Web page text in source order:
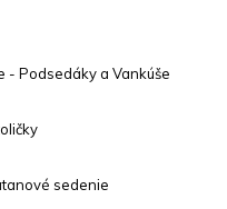
- Podsedáky a Vankúše
sedenie